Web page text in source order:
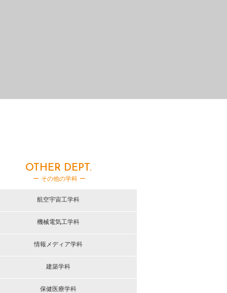
OTHER DEPT.
ー その他の学科 ー
航空宇宙工学科
機械電気工学科
情報メディア学科
建築学科
保健医療学科